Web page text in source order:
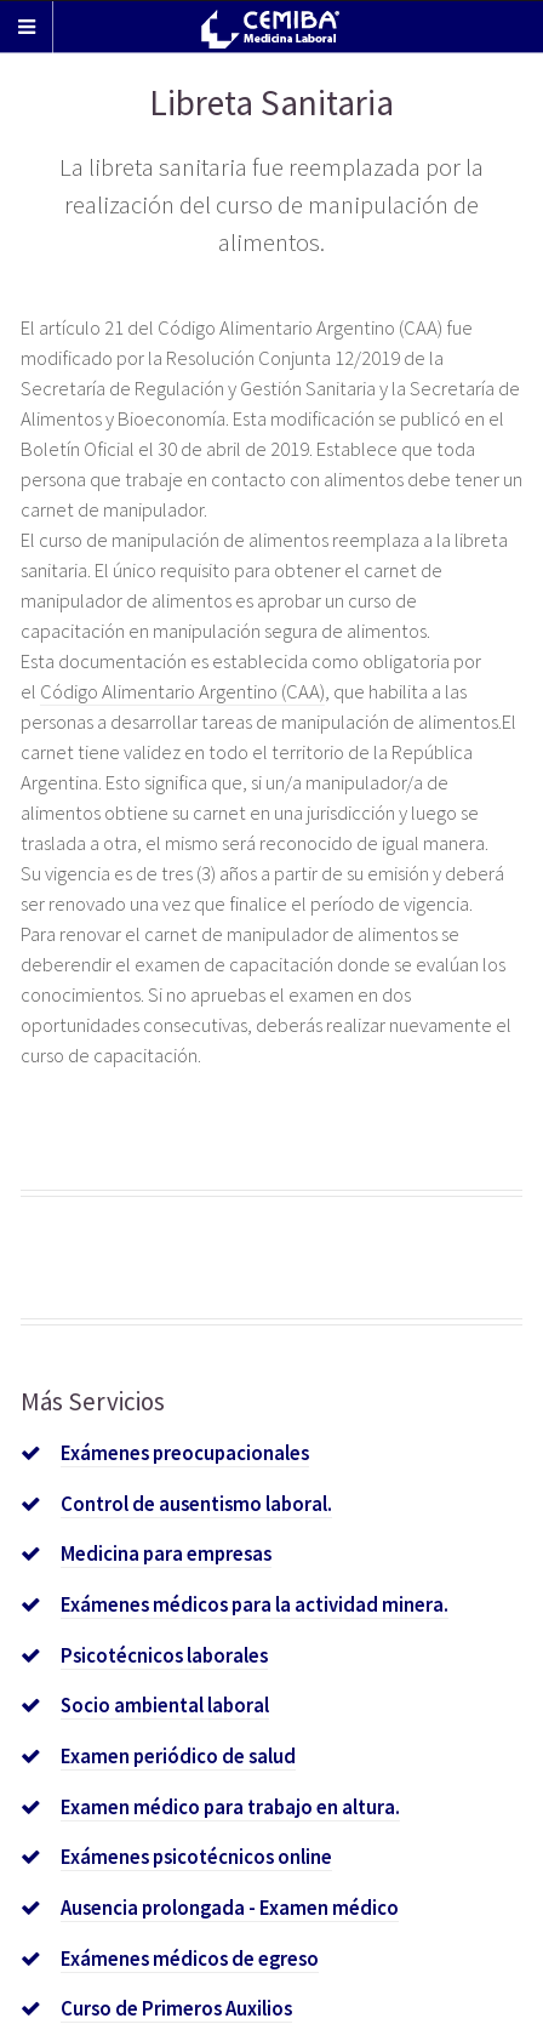
Libreta Sanitaria
La libreta sanitaria fue reemplazada por la
realización del curso de manipulación de
alimentos.
El artículo 21 del Código Alimentario Argentino (CAA) fue
modificado por la Resolución Conjunta 12/2019 de la
Secretaría de Regulación y Gestión Sanitaria y la Secretaría de
Alimentos y Bioeconomía. Esta modificación se publicó en el
Boletín Oficial el 30 de abril de 2019. Establece que toda
persona que trabaje en contacto con alimentos debe tener un
carnet de manipulador.
El curso de manipulación de alimentos reemplaza a la libreta
sanitaria. El único requisito para obtener el carnet de
manipulador de alimentos es aprobar un curso de
capacitación en manipulación segura de alimentos.
Esta documentación es establecida como obligatoria por
el Código Alimentario Argentino (CAA), que habilita a las
personas a desarrollar tareas de manipulación de alimentos.El
carnet tiene validez en todo el territorio de la República
Argentina. Esto significa que, si un/a manipulador/a de
alimentos obtiene su carnet en una jurisdicción y luego se
traslada a otra, el mismo será reconocido de igual manera.
Su vigencia es de tres (3) años a partir de su emisión y deberá
ser renovado una vez que finalice el período de vigencia.
Para renovar el carnet de manipulador de alimentos se
deberendir el examen de capacitación donde se evalúan los
conocimientos. Si no apruebas el examen en dos
oportunidades consecutivas, deberás realizar nuevamente el
curso de capacitación.
Más Servicios
Exámenes preocupacionales
Control de ausentismo laboral.
Medicina para empresas
Exámenes médicos para la actividad minera.
Psicotécnicos laborales
Socio ambiental laboral
Examen periódico de salud
Examen médico para trabajo en altura.
Exámenes psicotécnicos online
Ausencia prolongada - Examen médico
Exámenes médicos de egreso
Curso de Primeros Auxilios